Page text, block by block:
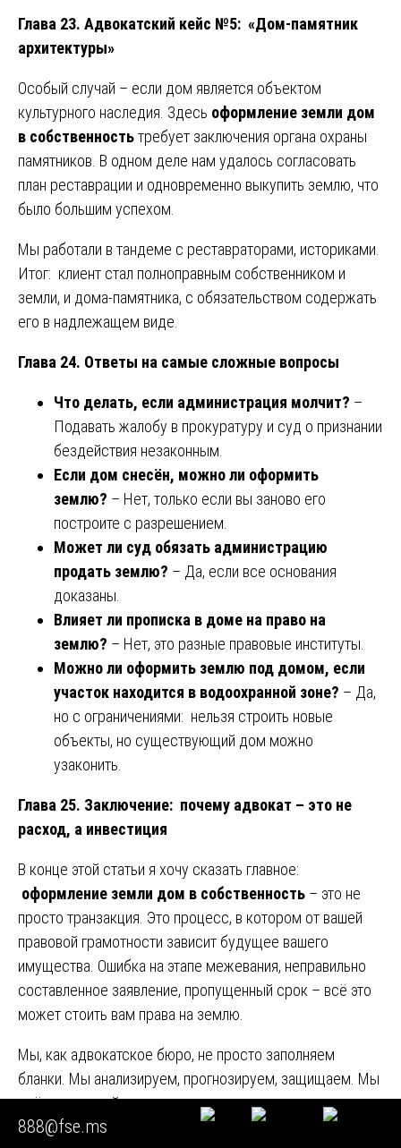
Глава 23. Адвокатский кейс №5: «Дом-памятник
архитектуры»
Особый случай – если дом является объектом
культурного наследия. Здесь оформление земли дом
в собственностьтребует заключения органа охраны
памятников. В одном деле нам удалось согласовать
план реставрации и одновременно выкупить землю, что
было большим успехом.
Мы работали в тандеме с реставраторами, историками.
Итог: клиент стал полноправным собственником и
земли, и дома-памятника, с обязательством содержать
его в надлежащем виде.
Глава 24. Ответы на самые сложные вопросы
Что делать, если администрация молчит? –
Подавать жалобу в прокуратуру и суд о признании
бездействия незаконным.
Если дом снесён, можно ли оформить
землю? – Нет, только если вы заново его
построите с разрешением.
Может ли суд обязать администрацию
продать землю? – Да, если все основания
доказаны.
Влияет ли прописка в доме на право на
землю? – Нет, это разные правовые институты.
Можно ли оформить землю под домом, если
участок находится в водоохранной зоне? – Да,
но с ограничениями: нельзя строить новые
объекты, но существующий дом можно
узаконить.
Глава 25. Заключение: почему адвокат – это не
расход, а инвестиция
В конце этой статьи я хочу сказать главное:
оформление земли дом в собственность – это не
просто транзакция. Это процесс, в котором от вашей
правовой грамотности зависит будущее вашего
имущества. Ошибка на этапе межевания, неправильно
составленное заявление, пропущенный срок – всё это
может стоить вам права на землю.
Мы, как адвокатское бюро, не просто заполняем
бланки. Мы анализируем, прогнозируем, защищаем. Мы
идём от первой консультации до получения заветного
зелёного свидетельства. Наши кейсы показывают, что
888@fse.ms